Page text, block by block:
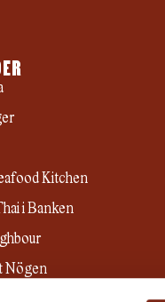
Kitchen
i Banken
Nögen